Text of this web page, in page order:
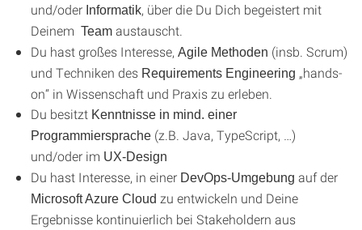
und/oder Informatik, über die Du Dich begeistert mit
Deinem Team austauscht.
Du hast großes Interesse, Agile Methoden (insb. Scrum)
und Techniken des Requirements Engineering „hands-
on“ in Wissenschaft und Praxis zu erleben.
Du besitzt Kenntnisse in mind. einer
Programmiersprache (z.B. Java, TypeScript, …)
und/oder im UX-Design
Du hast Interesse, in einer DevOps-Umgebung auf der
Microsoft Azure Cloud zu entwickeln und Deine
Ergebnisse kontinuierlich bei Stakeholdern aus